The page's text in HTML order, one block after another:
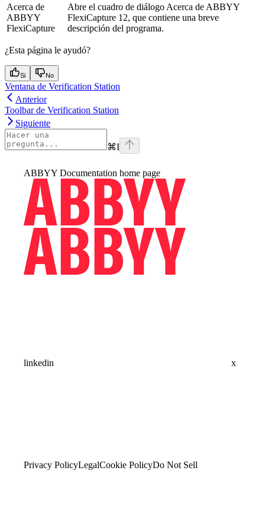
Acerca de
ABBYY
FlexiCapture
Abre el cuadro de diálogo Acerca de ABBYY
FlexiCapture 12, que contiene una breve
descripción del programa.
¿Esta página le ayudó?
Si No
Ventana de Verification Station
Anterior
Toolbar de Verification Station
Siguiente
⌘I
ABBYY Documentation home page
linkedin x
Privacy PolicyLegalCookie PolicyDo Not Sell